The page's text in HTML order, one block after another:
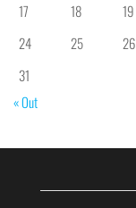
17
18 19
24
25 26
31
« Out